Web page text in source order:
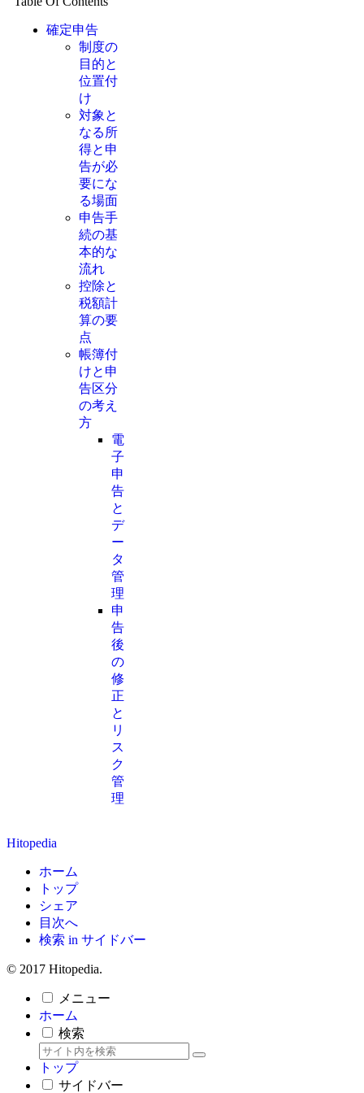
確定申告
制度の
目的と
位置付
け
対象と
なる所
得と申
告が必
要にな
る場面
申告手
続の基
本的な
流れ
控除と
税額計
算の要
点
帳簿付
けと申
告区分
の考え
方
電
子
申
告
と
デ
ー
タ
管
理
申
告
後
の
修
正
と
リ
ス
ク
管
理
Hitopedia
ホーム
トップ
シェア
目次へ
検索 in サイドバー
© 2017 Hitopedia.
メニュー
ホーム
検索
トップ
サイドバー